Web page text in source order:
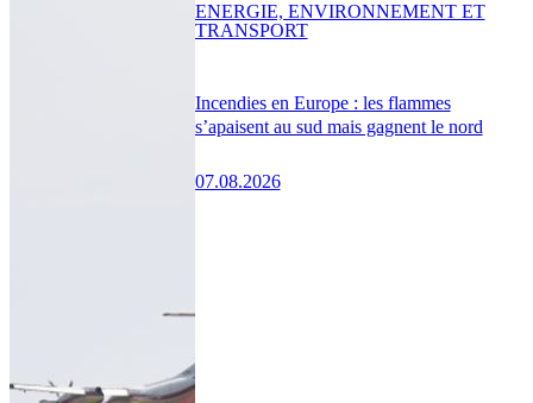
Incendies en Europe : les flammes
s’apaisent au sud mais gagnent le nord
07.08.2026
ENERGIE, ENVIRONNEMENT ET
TRANSPORT